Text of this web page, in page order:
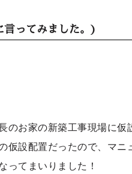
ってみました。)
のお家の新築工事現場に仮
仮設配置だったので、マニ
ってまいりました！